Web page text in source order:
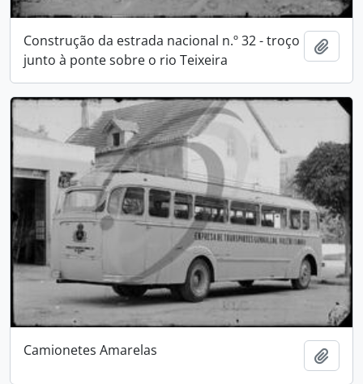
Construção da estrada nacional n.º 32 - troço
junto à ponte sobre o rio Teixeira
Camionetes Amarelas